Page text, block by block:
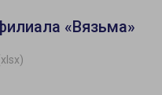
«Вязьма»